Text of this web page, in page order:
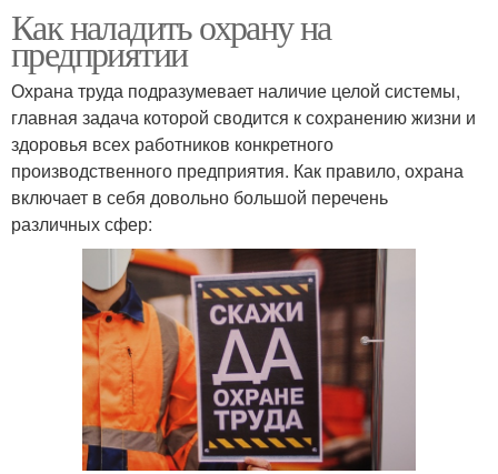
Как наладить охрану на
предприятии
Охрана труда подразумевает наличие целой системы,
главная задача которой сводится к сохранению жизни и
здоровья всех работников конкретного
производственного предприятия. Как правило, охрана
включает в себя довольно большой перечень
различных сфер: